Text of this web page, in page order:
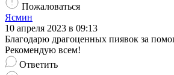
Пожаловаться
Ясмин
10 апреля 2023 в 09:13
Благодарю драгоценных пиявок за
Рекомендую всем!
Ответить